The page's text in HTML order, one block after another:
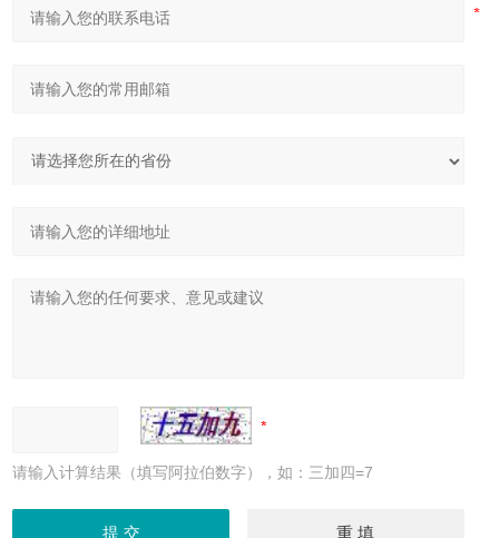
请输入计算结果（填写阿拉伯数字），如：三加四=7